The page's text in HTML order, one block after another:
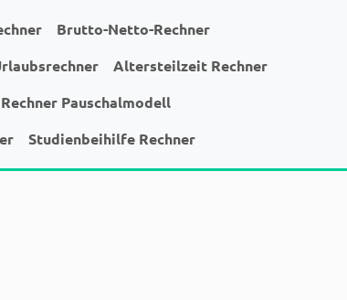
Brutto-Netto-Rechner
Altersteilzeit Rechner
Pauschalmodell
Studienbeihilfe Rechner